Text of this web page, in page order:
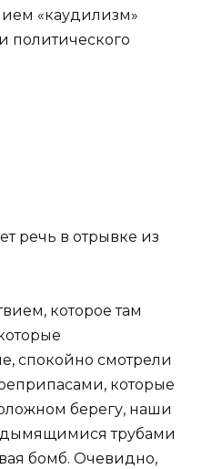
«каудилизм»
политического
речь в отрывке из
которое там
спо­койно смотрели
которые
берегу, наши
дымящимися трубами
бомб. Очевидно,